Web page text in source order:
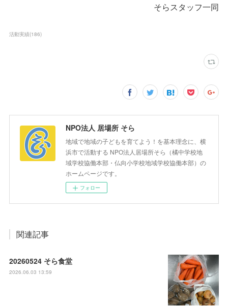
そらスタッフ一同
活動実績(186)
NPO法人 居場所 そら
地域で地域の子どもを育てよう！を基本理念に、横
浜市で活動する NPO法人居場所そら（橘中学校地
域学校協働本部・仏向小学校地域学校協働本部）の
ホームページです。
フォロー
関連記事
20260524 そら食堂
2026.06.03 13:59